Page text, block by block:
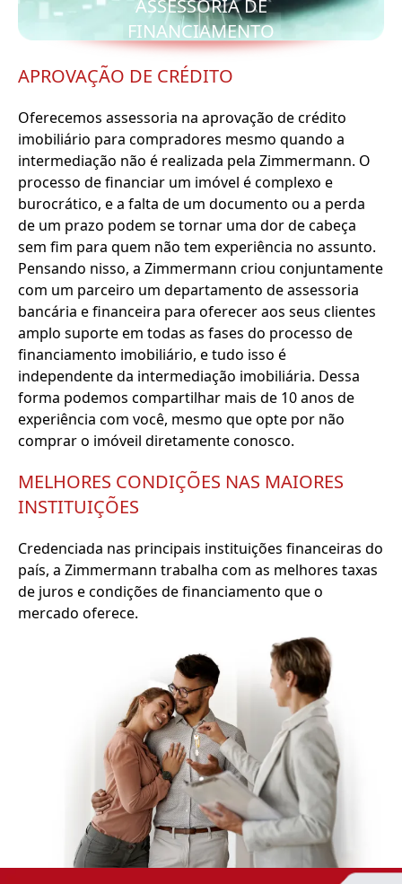
ASSESSORIA DE
FINANCIAMENTO
APROVAÇÃO DE CRÉDITO
Oferecemos assessoria na aprovação de crédito
imobiliário para compradores mesmo quando a
intermediação não é realizada pela Zimmermann. O
processo de financiar um imóvel é complexo e
burocrático, e a falta de um documento ou a perda
de um prazo podem se tornar uma dor de cabeça
sem fim para quem não tem experiência no assunto.
Pensando nisso, a Zimmermann criou conjuntamente
com um parceiro um departamento de assessoria
bancária e financeira para oferecer aos seus clientes
amplo suporte em todas as fases do processo de
financiamento imobiliário, e tudo isso é
independente da intermediação imobiliária. Dessa
forma podemos compartilhar mais de 10 anos de
experiência com você, mesmo que opte por não
comprar o imóveil diretamente conosco.
MELHORES CONDIÇÕES NAS MAIORES
INSTITUIÇÕES
Credenciada nas principais instituições financeiras do
país, a Zimmermann trabalha com as melhores taxas
de juros e condições de financiamento que o
mercado oferece.